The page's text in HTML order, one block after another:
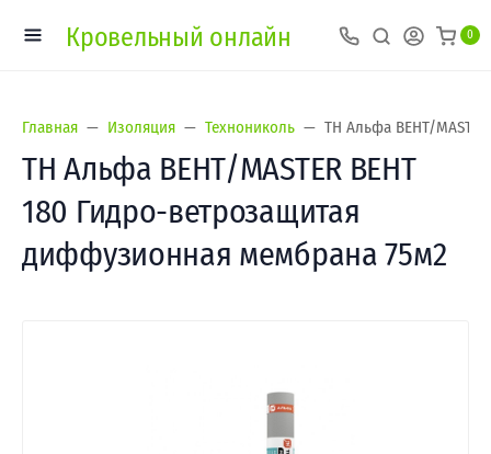
Кровельный онлайн 0
Главная Изоляция Технониколь ТН Альфа ВЕНТ/
ТН Альфа ВЕНТ/MASTER ВЕНТ
180 Гидро-ветрозащитая
диффузионная мембрана 75м2